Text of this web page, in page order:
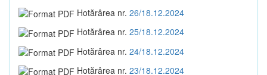
Hotărârea nr. 26/18.12.2024
Hotărârea nr. 25/18.12.2024
Hotărârea nr. 24/18.12.2024
Hotărârea nr. 23/18.12.2024